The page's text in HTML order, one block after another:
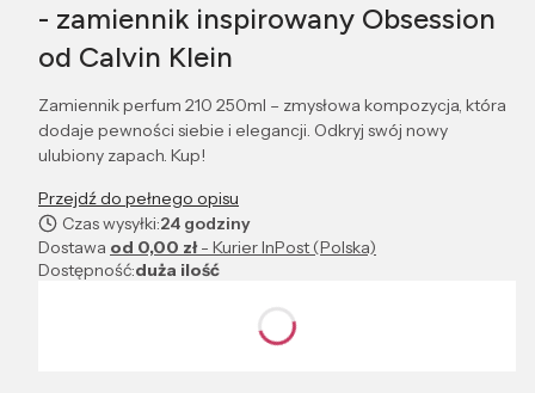
- zamiennik inspirowany Obsession
od Calvin Klein
Zamiennik perfum 210 250ml – zmysłowa kompozycja, która
dodaje pewności siebie i elegancji. Odkryj swój nowy
ulubiony zapach. Kup!
Przejdź do pełnego opisu
Czas wysyłki:24 godziny
Dostawa od 0,00 zł- Kurier InPost (Polska)
Dostępność:duża ilość
Poszczególne warianty mogą różnić się ceną